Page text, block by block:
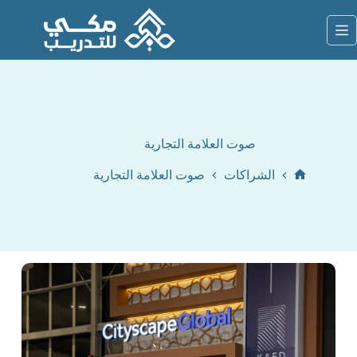
إلى
المحتوى
صوت العلامة التجارية
الشراكات صوت العلامة التجارية